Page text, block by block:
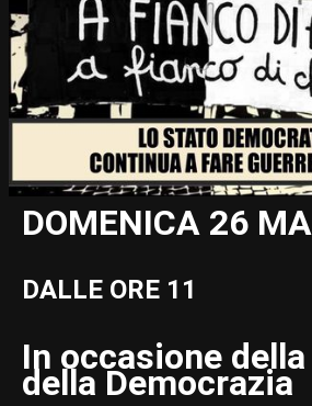
DOMENICA 26
DALLE ORE 11
In occasione
della Democrazia